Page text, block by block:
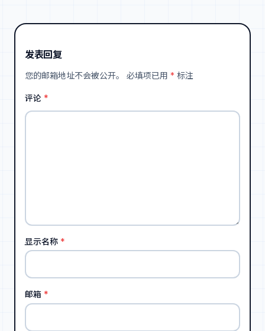
发表回复
您的邮箱地址不会被公开。 必填项已用 * 标注
评论 *
显示名称 *
邮箱 *